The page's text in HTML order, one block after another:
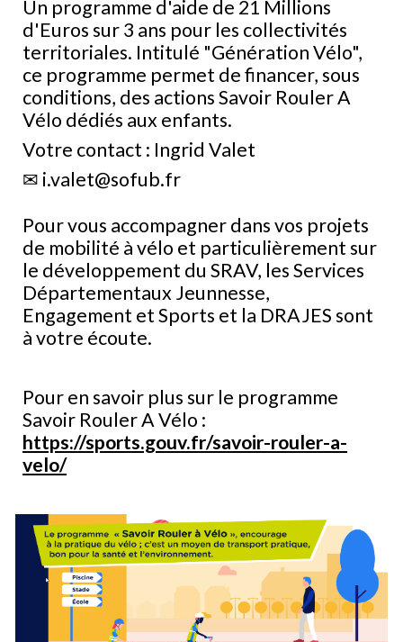
Un programme d'aide de 21 Millions
d'Euros sur 3 ans pour les collectivités
territoriales. Intitulé "Génération Vélo",
ce programme permet de financer, sous
conditions, des actions Savoir Rouler A
Vélo dédiés aux enfants.
Votre contact : Ingrid Valet
✉ i.valet@sofub.fr
Pour vous accompagner dans vos projets
de mobilité à vélo et particulièrement sur
le développement du SRAV, les Services
Départementaux Jeunnesse,
Engagement et Sports et la DRAJES sont
à votre écoute.
Pour en savoir plus sur le programme
Savoir Rouler A Vélo :
https://sports.gouv.fr/savoir-rouler-a-
velo/